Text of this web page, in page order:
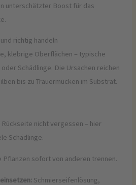
unterschätzter Boost für das
richtig handeln
klebrige Oberflächen – typische
Schädlinge. Die Ursachen reichen
bis zu Trauermücken im Substrat.
Rückseite nicht vergessen – hier
Schädlinge.
Pflanzen sofort von anderen trennen.
Schmierseifenlösung,